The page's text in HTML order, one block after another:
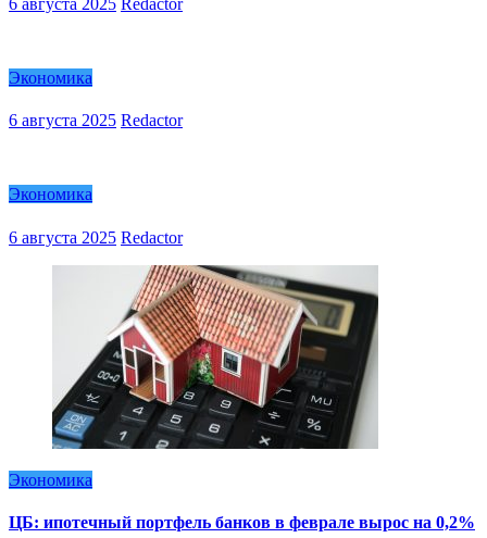
6 августа 2025 Redactor
Экономика
6 августа 2025 Redactor
Экономика
6 августа 2025 Redactor
Экономика
ЦБ: ипотечный портфель банков в феврале вырос на 0,2%